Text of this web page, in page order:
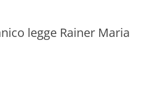
legge Rainer Maria